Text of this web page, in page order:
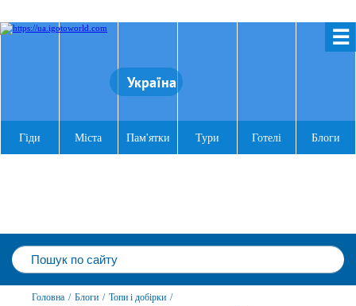
☰
Україна
Гіди Міста Пам'ятки Тури Готелі Блоги
Головна / Блоги / Топи і добірки /